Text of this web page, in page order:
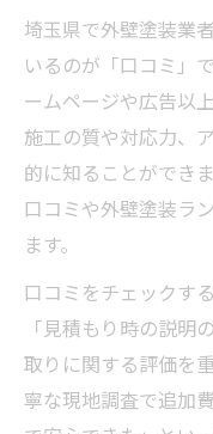
埼玉県で外壁塗装業
いるのが「口コミ」
ームページや広告以
施工の質や対応力、
的に知ることができ
口コミや外壁塗装ラ
ます。
口コミをチェックす
「見積もり時の説明
取りに関する評価を
寧な現地調査で追加